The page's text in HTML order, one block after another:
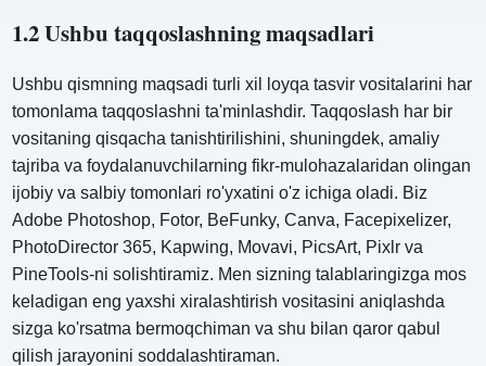
1.2 Ushbu taqqoslashning maqsadlari
Ushbu qismning maqsadi turli xil loyqa tasvir vositalarini har
tomonlama taqqoslashni ta'minlashdir. Taqqoslash har bir
vositaning qisqacha tanishtirilishini, shuningdek, amaliy
tajriba va foydalanuvchilarning fikr-mulohazalaridan olingan
ijobiy va salbiy tomonlari ro'yxatini o'z ichiga oladi. Biz
Adobe Photoshop, Fotor, BeFunky, Canva, Facepixelizer,
PhotoDirector 365, Kapwing, Movavi, PicsArt, Pixlr va
PineTools-ni solishtiramiz. Men sizning talablaringizga mos
keladigan eng yaxshi xiralashtirish vositasini aniqlashda
sizga ko'rsatma bermoqchiman va shu bilan qaror qabul
qilish jarayonini soddalashtiraman.